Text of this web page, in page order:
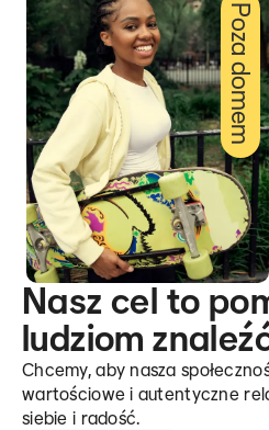
Nasz cel to
ludziom
Chcemy, aby nasza
wartościowe i autentyczne
siebie i radość.
Poza domem